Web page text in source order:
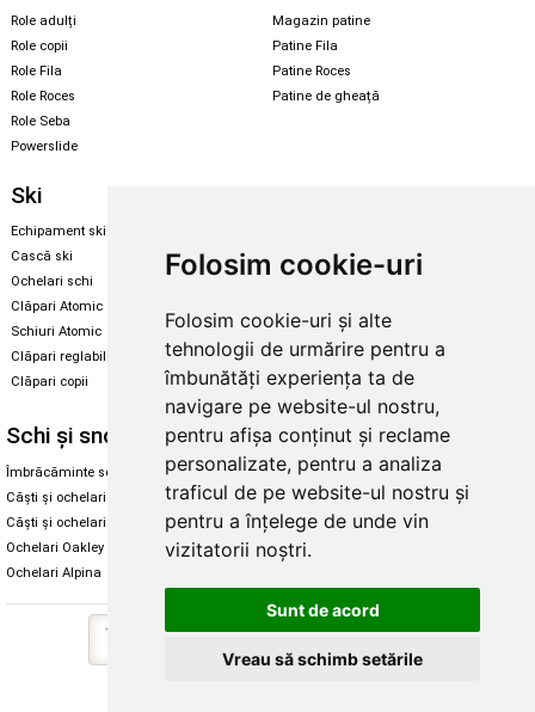
Folosim cookie-uri
Folosim cookie-uri și alte
tehnologii de urmărire pentru a
îmbunătăți experiența ta de
navigare pe website-ul nostru,
pentru afișa conținut și reclame
personalizate, pentru a analiza
traficul de pe website-ul nostru și
pentru a înțelege de unde vin
vizitatorii noștri.
Sunt de acord
Vreau să schimb setările
Role adulți
Role copii
Role Fila
Role Roces
Role Seba
Powerslide
Magazin patine
Patine Fila
Patine Roces
Patine de gheață
Ski
Echipament ski
Cască ski
Ochelari schi
Clăpari Atomic
Schiuri Atomic
Clăpari reglabili
Clăpari copii
Echipament snowboard
Skate & longboard
Santa Cruz
Enuff Skateboards
Schi și snowboard
Îmbrăcăminte schi și snowboard
Căști și ochelari de iarnă
Căști și ochelari Alpina
Ochelari Oakley
Ochelari Alpina
Diverse
Cum aleg rolele
Cum aleg ochelarii
Ochelari de soare Oakley
Ochelari de soare Alpina